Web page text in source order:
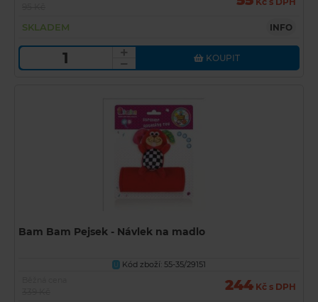
SKLADEM INFO
KOUPIT
Bam Bam Pejsek - Návlek na madlo
U
Kód zboží: 55-35/29151
244 Kč s DPH